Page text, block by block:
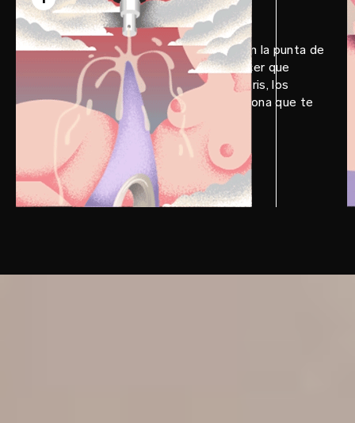
Aplica LELO Personal Moisturizer en la punta de
tu LELO DOT™ y en la zona de placer que
desees estimular. Puede ser el clítoris, los
pezones, el cuello o cualquier otra zona que te
ponga a cien.